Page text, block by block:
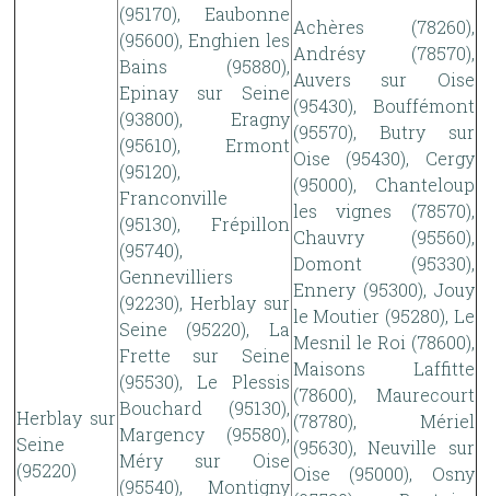
Herblay sur
Seine
(95220)
(95170), Eaubonne
(95600), Enghien les
Bains (95880),
Epinay sur Seine
(93800), Eragny
(95610), Ermont
(95120),
Franconville
(95130), Frépillon
(95740),
Gennevilliers
(92230), Herblay sur
Seine (95220), La
Frette sur Seine
(95530), Le Plessis
Bouchard (95130),
Margency (95580),
Méry sur Oise
(95540), Montigny
Achères (78260),
Andrésy (78570),
Auvers sur Oise
(95430), Bouffémont
(95570), Butry sur
Oise (95430), Cergy
(95000), Chanteloup
les vignes (78570),
Chauvry (95560),
Domont (95330),
Ennery (95300), Jouy
le Moutier (95280), Le
Mesnil le Roi (78600),
Maisons Laffitte
(78600), Maurecourt
(78780), Mériel
(95630), Neuville sur
Oise (95000), Osny